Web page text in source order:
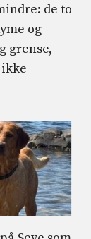
de to
og
grense,